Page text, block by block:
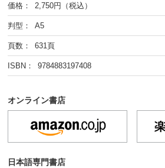
価格： 2,750円（税込）
判型： A5
頁数： 631頁
ISBN： 9784883197408
オンライン書店
日本語専門書店